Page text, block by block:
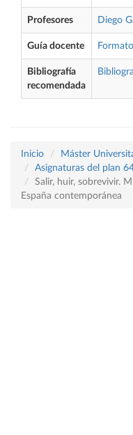
Profesores Diego
Guía docente
Bibliografía
recomendada
Inicio
Máster
Asignaturas del plan
Salir, huir, sobrevivir.
España contemporánea